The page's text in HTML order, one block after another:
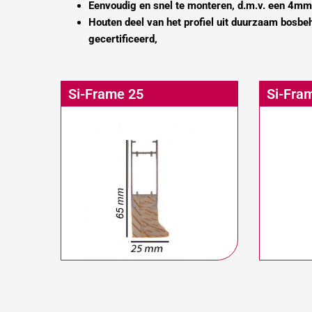
Eenvoudig en snel te monteren, d.m.v. een
Houten deel van het profiel uit duurzaam
gecertificeerd,
Si-Frame 25 Si-